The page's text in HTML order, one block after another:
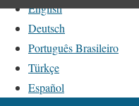
English
Deutsch
Português Brasileiro
Türkçe
Español